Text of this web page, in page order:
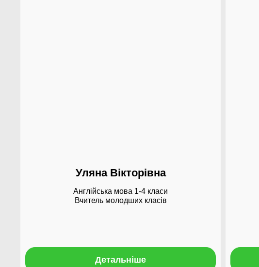
Уляна Вікторівна
Англійська мова 1-4 класи
Вчитель молодших класів
Детальніше